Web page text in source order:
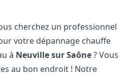
cherchez un professionnel
votre dépannage chauffe
à Neuville sur Saône? Vous
au bon endroit ! Notre